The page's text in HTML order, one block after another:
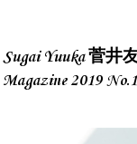
Sugai Yuuka 菅井
Magazine 2019